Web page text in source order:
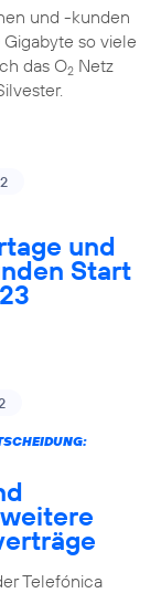
und -kunden
so viele
das O2Netz
und
Start
Telefónica